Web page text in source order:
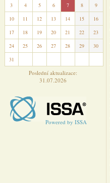
3
4 5 6 7 8
9
10
11 12 13 14 15
16
17
18 19 20 21 22
23
24
25 26 27 28 29
30
31
Poslední aktualizace:
31.07.2026
Powered by ISSA